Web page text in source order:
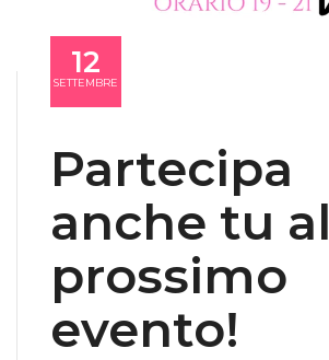
12
SETTEMBRE
Partecipa
anche tu al
prossimo
evento!